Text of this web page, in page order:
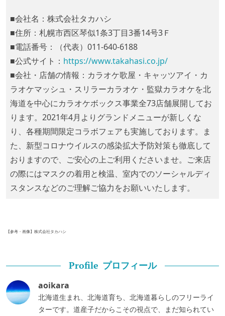
■会社名：株式会社タカハシ
■住所：札幌市西区琴似1条3丁目3番14号3Ｆ
■電話番号：（代表）011-640-6188
■公式サイト： https://www.takahasi.co.jp/
■会社・店舗の情報：カラオケ歌屋・キャッツアイ・カ
ラオケマッシュ・スリラーカラオケ・監獄カラオケを北
海道を中心にカラオケボックス事業全73店舗展開してお
ります。2021年4月よりグランドメニューが新しくな
り、各種期間限定コラボフェアも実施しております。ま
た、新型コロナウイルスの感染拡大予防対策も徹底して
おりますので、ご安心の上ご利用くださいませ。ご来店
の際にはマスクの着用と検温、室内でのソーシャルディ
スタンスなどのご理解ご協力をお願いいたします。
【参考・画像】株式会社タカハシ
Profile プロフィール
aoikara
北海道生まれ、北海道育ち、北海道暮らしのフリーライ
ターです。道産子だからこその視点で、まだ知られてい